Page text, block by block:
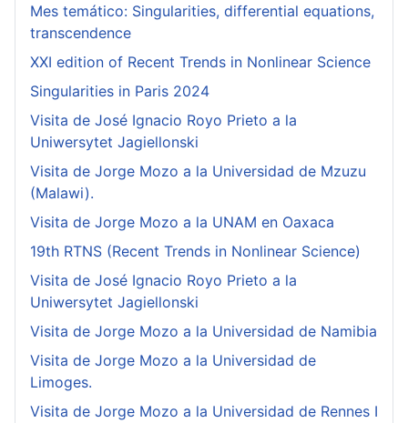
Mes temático: Singularities, differential equations,
transcendence
XXI edition of Recent Trends in Nonlinear Science
Singularities in Paris 2024
Visita de José Ignacio Royo Prieto a la
Uniwersytet Jagiellonski
Visita de Jorge Mozo a la Universidad de Mzuzu
(Malawi).
Visita de Jorge Mozo a la UNAM en Oaxaca
19th RTNS (Recent Trends in Nonlinear Science)
Visita de José Ignacio Royo Prieto a la
Uniwersytet Jagiellonski
Visita de Jorge Mozo a la Universidad de Namibia
Visita de Jorge Mozo a la Universidad de
Limoges.
Visita de Jorge Mozo a la Universidad de Rennes I